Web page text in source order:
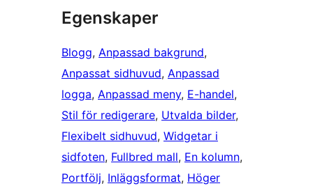
Egenskaper
Blogg, Anpassad bakgrund
Anpassat sidhuvud, Anpassad
logga, Anpassad meny, E-handel
Stil för redigerare, Utvalda bilder
Flexibelt sidhuvud, Widgetar i
sidfoten, Fullbred mall, En kolumn
Portfölj, Inläggsformat, Höger